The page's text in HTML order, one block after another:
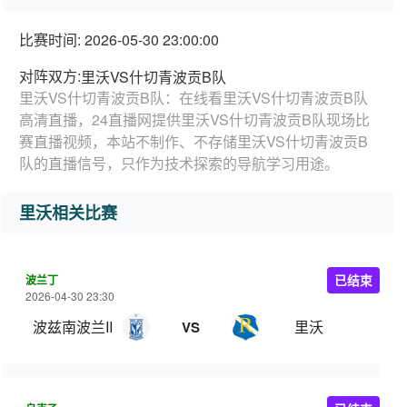
比赛时间: 2026-05-30 23:00:00
对阵双方:里沃VS什切青波贡B队
里沃VS什切青波贡B队：在线看里沃VS什切青波贡B队
高清直播，24直播网提供里沃VS什切青波贡B队现场比
赛直播视频，本站不制作、不存储里沃VS什切青波贡B
队的直播信号，只作为技术探索的导航学习用途。
里沃相关比赛
波兰丁
2026-04-30 23:30
波兹南波兰II VS 里沃
已结束